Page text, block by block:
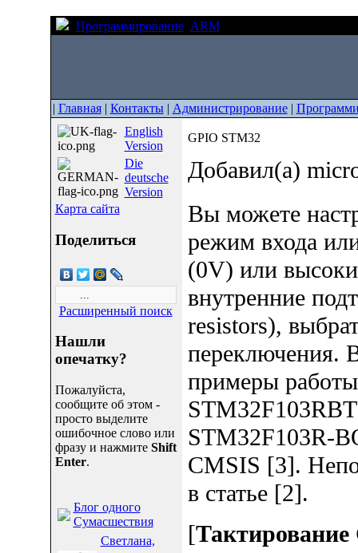
Программирование ARM
| Главная| Контакты| Администрирование|
English
Version
Die
deutsche
Version
Карта сайта
Поделиться
Расширенный поиск
Нашли
опечатку?
Пожалуйста,
сообщите об этом -
просто выделите
ошибочное слово или
фразу и нажмите Shift
Enter.
Блог одного
Сумасшествия
Светлана,
GPIO STM32
Добавил(а)
Вы можете
режим входа
(0V) или
внутренние
resistors),
переключения.
примеры
STM32F103R-
CMSIS [3].
в статье [2].
[Тактирование